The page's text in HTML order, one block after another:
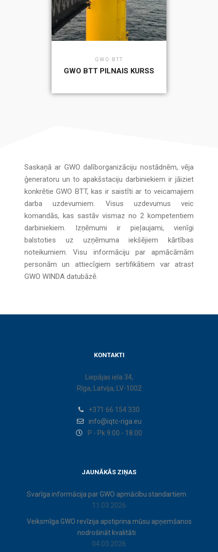
GWO BTT
GWO BTT PILNAIS KURSS
Saskaņā ar GWO dalīborganizāciju nostādnēm, vēja
ģeneratoru un to apakšstaciju darbiniekiem ir jāiziet
konkrētie GWO BTT, kas ir saistīti ar to veicamajiem
darba uzdevumiem. Visus uzdevumus veic
komandās, kas sastāv vismaz no 2 kompetentiem
darbiniekiem. Izņēmumi ir pieļaujami, vienīgi
balstoties uz uzņēmuma iekšējiem kārtības
noteikumiem. Visu informāciju par apmācāmām
personām un attiecīgiem sertifikātiem var atrast
GWO WINDA datubāzē.
KONTAKTI
Liepājas iela 34,
Rīga, Latvija, LV-1002
+371 66 154 330
info@iqtc-riga.eu
P - Pk 9:00 - 18:00
JAUNĀKĀS ZIŅAS
Svarīga informācija par GWO apmācību standartiem
11.03.2026
Veiksmīga GWO revīzija apstiprina mūsu apņemšanos
nodrošināt kvalitāti
04.03.2026